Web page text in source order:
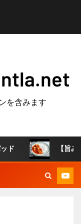
を含みます
旨みたっぷりトマトカ